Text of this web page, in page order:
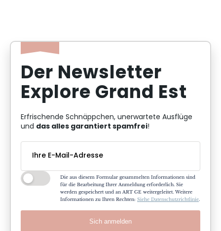
Der Newsletter
Explore Grand Est
Erfrischende Schnäppchen, unerwartete Ausflüge
und das alles garantiert spamfrei!
Die aus diesem Formular gesammelten Informationen sind
für die Bearbeitung Ihrer Anmeldung erforderlich. Sie
werden gespeichert und an ART GE weitergeleitet. Weitere
Informationen zu Ihren Rechten: Siehe Datenschutzrichtlinie
Sich anmelden